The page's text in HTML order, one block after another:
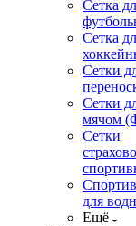
Сетка
Сетка
Сетки
Сетки
мячом
Сетки
для
Ещё